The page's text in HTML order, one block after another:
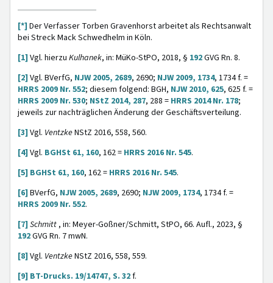
[*] Der Verfasser Torben Gravenhorst arbeitet als Rechtsanwalt
bei Streck Mack Schwedhelm in Köln.
[1] Vgl. hierzu Kulhanek, in: MüKo-StPO, 2018, § 192GVG Rn. 8.
[2] Vgl. BVerfG, NJW 2005, 2689, 2690; NJW 2009, 1734, 1734 f. =
HRRS 2009 Nr. 552; diesem folgend: BGH, NJW 2010, 625, 625 f. =
HRRS 2009 Nr. 530; NStZ 2014, 287, 288 = HRRS 2014 Nr. 178;
jeweils zur nachträglichen Änderung der Geschäftsverteilung.
[3] Vgl. VentzkeNStZ 2016, 558, 560.
[4] Vgl. BGHSt 61, 160, 162 = HRRS 2016 Nr. 545.
[5] BGHSt 61, 160, 162 = HRRS 2016 Nr. 545.
[6] BVerfG, NJW 2005, 2689, 2690; NJW 2009, 1734, 1734 f. =
HRRS 2009 Nr. 552.
[7] Schmitt, in: Meyer-Goßner/Schmitt, StPO, 66. Aufl., 2023, §
192GVG Rn. 7 mwN.
[8] Vgl. VentzkeNStZ 2016, 558, 559.
[9] BT-Drucks. 19/14747, S. 32f.